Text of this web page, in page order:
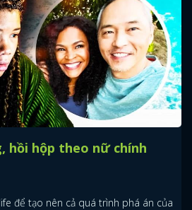
hồi hộp theo nữ chính
để tạo nên cả quá trình phá án của